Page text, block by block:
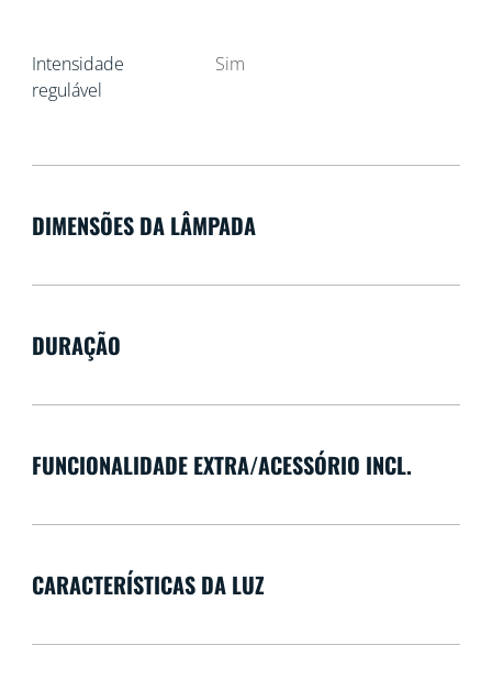
Intensidade
regulável
Sim
DIMENSÕES DA LÂMPADA
DURAÇÃO
FUNCIONALIDADE EXTRA/ACESSÓRIO INCL.
CARACTERÍSTICAS DA LUZ